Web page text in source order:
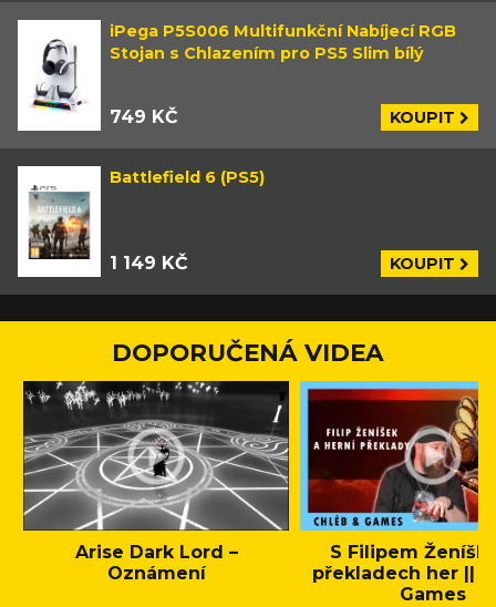
iPega P5S006 Multifunkční Nabíjecí RGB
Stojan s Chlazením pro PS5 Slim bílý
749 KČ KOUPIT
Battlefield 6 (PS5)
1 149 KČ KOUPIT
DOPORUČENÁ VIDEA
Arise Dark Lord –
Oznámení
S Filipem
překladech her ||
Games